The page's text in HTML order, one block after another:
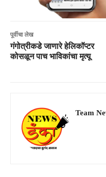
पूर्वीचा लेख
गंगोत्रीकडे जाणारे हेलिकॉप्टर
कोसळून पाच भाविकांचा मृत्यू
Team